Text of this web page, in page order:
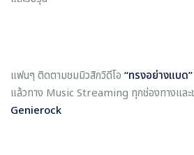
แฟนๆ ติดตามชมมิวสิกวิดีโอ “ทรงอย่างแบด”
แล้วทาง Music Streaming ทุกช่องทางและ
Genierock